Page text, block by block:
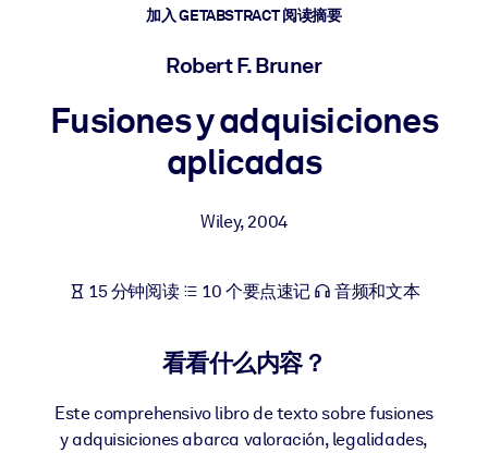
按系统
将简短且经过验证的知识引入您的 LMS/LXP，以获得更强的学习效
用值得信赖且即插即用的商业知识丰富您的企业图书馆。
利用可靠、结构化的知识为您的人工智能系统提供动力，以改善输
加入 GETABSTRACT 阅读摘要
Robert F. Bruner
Fusiones y adquisiciones
aplicadas
Wiley,2004
15 分钟阅读 10 个要点速记 音频和文本
看看什么内容？
Este comprehensivo libro de texto sobre fusiones
y adquisiciones abarca valoración, legalidades,